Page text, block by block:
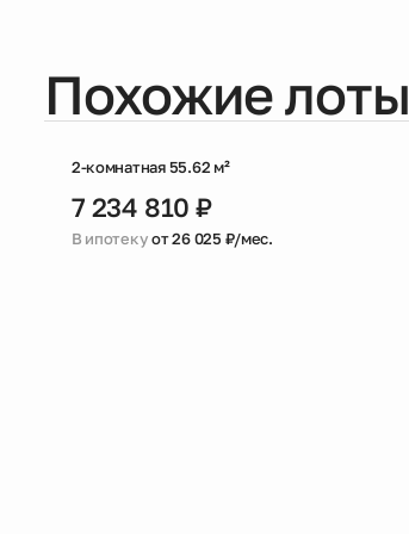
Похожие лоты
2-комнатная 55.62 м²
7 234 810 ₽
В ипотекуот 26 025 ₽/мес.